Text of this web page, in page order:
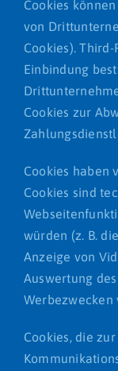
Cookies
von
Cookies).
Einbindung
Cookies zur
Cookies haben
Cookies sind
würden (z. B.
Anzeige von
Auswertung
Werbezwecken
Cookies, die